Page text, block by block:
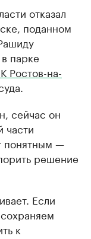
отказал
поданном
парке
Ростов-на-
сейчас он
части
понятным —
решение
Если
к